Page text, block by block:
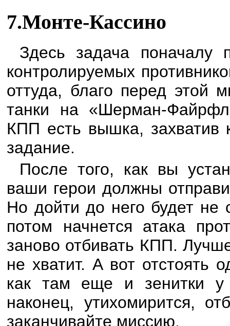
7.Монте-Кассино
Здесь задача
контролируемых
оттуда, благо перед этой
танки на «Шерман-
КПП есть вышка, захватив
задание.
После того, как вы
ваши герои должны
Но дойти до него будет не
потом начнется атака
заново отбивать КПП.
не хватит. А вот отстоять
как там еще и зенитки у
наконец, утихомирится,
заканчивайте миссию.